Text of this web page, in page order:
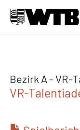
Bezirk A - VR-
VR-